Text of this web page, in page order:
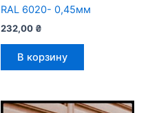
RAL 6020- 0,45мм
232,00 ₴
В корзину